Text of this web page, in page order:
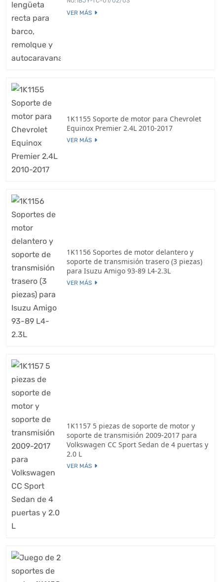
VER MÁS
1K1155 Soporte de motor para Chevrolet
Equinox Premier 2.4L 2010-2017
VER MÁS
1K1156 Soportes de motor delantero y
soporte de transmisión trasero (3 piezas)
para Isuzu Amigo 93-89 L4-2.3L
VER MÁS
1K1157 5 piezas de soporte de motor y
soporte de transmisión 2009-2017 para
Volkswagen CC Sport Sedan de 4 puertas y
2.0 L
VER MÁS